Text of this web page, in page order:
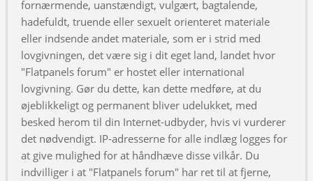
fornærmende, uanstændigt, vulgært, bagtalende,
hadefuldt, truende eller sexuelt orienteret materiale
eller indsende andet materiale, som er i strid med
lovgivningen, det være sig i dit eget land, landet hvor
"Flatpanels forum" er hostet eller international
lovgivning. Gør du dette, kan dette medføre, at du
øjeblikkeligt og permanent bliver udelukket, med
besked herom til din Internet-udbyder, hvis vi vurderer
det nødvendigt. IP-adresserne for alle indlæg logges for
at give mulighed for at håndhæve disse vilkår. Du
indvilliger i at "Flatpanels forum" har ret til at fjerne,